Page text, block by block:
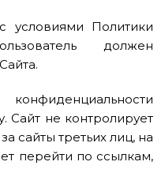
условиями Политики
должен
Сайт не контролирует
сайты третьих лиц, на
перейти по ссылкам,